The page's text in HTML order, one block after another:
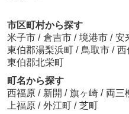
市区町村から探す
米子市 / 倉吉市 / 境港市 / 安
東伯郡湯梨浜町 / 鳥取市 / 西
東伯郡北栄町
町名から探す
西福原 / 新開 / 旗ヶ崎 / 両三
上福原 / 外江町 / 芝町